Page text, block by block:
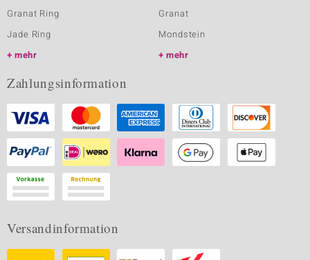
Granat Ring
Jade Ring
mehr
Granat
Mondstein
mehr
Zahlungsinformation
Versandinformation